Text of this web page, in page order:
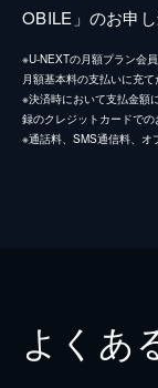
OBILE」のお申
※U-NEXTの月額プラン会
月額基本料の支払いに充て
※決済時において支払金額
録のクレジットカードでの
※通話料、SMS通信料、オ
よくあ